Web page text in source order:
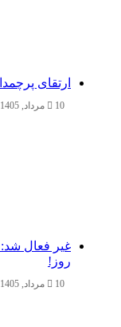
ارتقای
10 مرداد, 1405
روز!
10 مرداد, 1405